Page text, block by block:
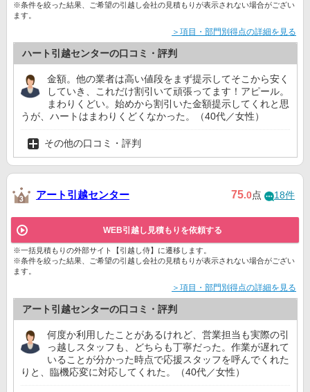
※条件を絞った結果、ご希望の引越し会社の見積もりが表示されない場合がござい
ます。
＞項目・部門別得点の詳細を見る
ハート引越センターの口コミ・評判
金額。他の業者は高い値段をまず提示してそこから安く
していき、これだけ割引いて頑張ってます！アピール。
まわりくどい。始めから割引いた金額提示してくれと思
うが、ハートはまわりくどくなかった。（40代／女性）
その他の口コミ・評判
アート引越センター 75.0点 18件
WEB引越し見積もりを依頼する
※一括見積もりの外部サイト【引越し侍】に遷移します。
※条件を絞った結果、ご希望の引越し会社の見積もりが表示されない場合がござい
ます。
＞項目・部門別得点の詳細を見る
アート引越センターの口コミ・評判
何度か利用したことがあるけれど、営業担当も実際の引
っ越しスタッフも、どちらも丁寧だった。作業が遅れて
いることが分かった時点で応援スタッフを呼んでくれた
りと、臨機応変に対応してくれた。（40代／女性）